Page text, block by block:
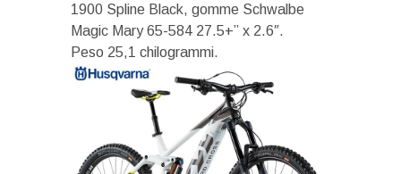
1900 Spline Black, gomme Schwalbe
Magic Mary 65-584 27.5+” x 2.6″.
Peso 25,1 chilogrammi.